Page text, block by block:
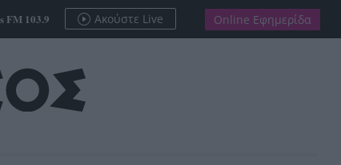
FM 103.9 Ακούστε Live Online Εφημερίδα